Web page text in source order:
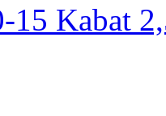
15 Kabat